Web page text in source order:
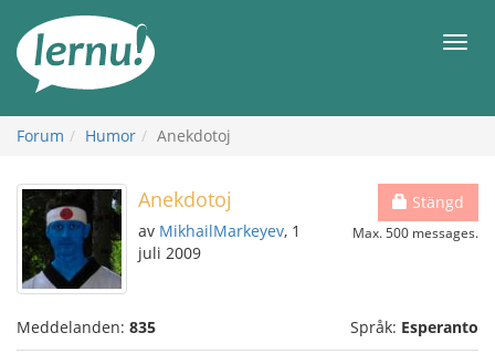
sidans
innehåll
Meny
Forum Humor Anekdotoj
Stängd
Max. 500 messages.
Anekdotoj
av MikhailMarkeyev, 1
juli 2009
Meddelanden: 835 Språk: Esperanto